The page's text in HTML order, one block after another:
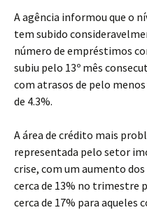
A agência informou que o
tem subido
número de empréstimos
subiu pelo 13º mês
com atrasos de pelo
de 4.3%.
A área de crédito mais
representada pelo setor
crise, com um aumento dos
cerca de 13% no trimestre
cerca de 17% para